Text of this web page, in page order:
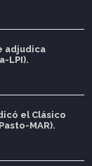
adjudica
LPI).
el Clásico
MAR).